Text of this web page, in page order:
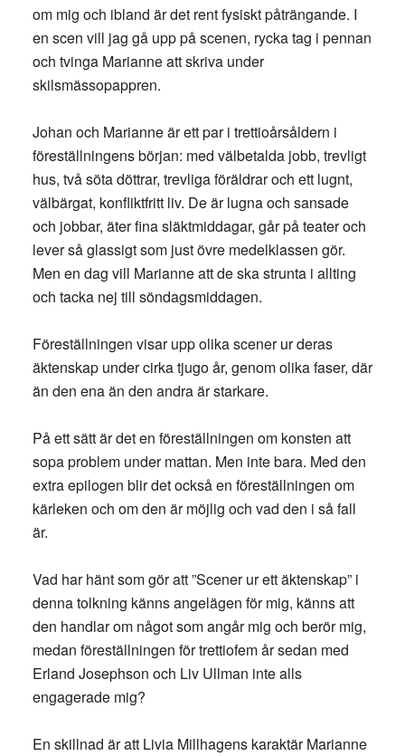
om mig och ibland är det rent fysiskt påträngande. I
en scen vill jag gå upp på scenen, rycka tag i pennan
och tvinga Marianne att skriva under
skilsmässopappren.
Johan och Marianne är ett par i trettioårsåldern i
föreställningens början: med välbetalda jobb, trevligt
hus, två söta döttrar, trevliga föräldrar och ett lugnt,
välbärgat, konfliktfritt liv. De är lugna och sansade
och jobbar, äter fina släktmiddagar, går på teater och
lever så glassigt som just övre medelklassen gör.
Men en dag vill Marianne att de ska strunta i allting
och tacka nej till söndagsmiddagen.
Föreställningen visar upp olika scener ur deras
äktenskap under cirka tjugo år, genom olika faser, där
än den ena än den andra är starkare.
På ett sätt är det en föreställningen om konsten att
sopa problem under mattan. Men inte bara. Med den
extra epilogen blir det också en föreställningen om
kärleken och om den är möjlig och vad den i så fall
är.
Vad har hänt som gör att ”Scener ur ett äktenskap” i
denna tolkning känns angelägen för mig, känns att
den handlar om något som angår mig och berör mig,
medan föreställningen för trettiofem år sedan med
Erland Josephson och Liv Ullman inte alls
engagerade mig?
En skillnad är att Livia Millhagens karaktär Marianne